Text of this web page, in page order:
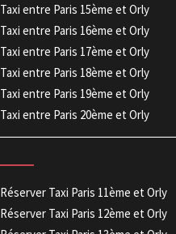
Taxi entre Paris 15ème et Orly
Taxi entre Paris 16ème et Orly
Taxi entre Paris 17ème et Orly
Taxi entre Paris 18ème et Orly
Taxi entre Paris 19ème et Orly
Taxi entre Paris 20ème et Orly
Réserver Taxi Paris 11ème et Orly
Réserver Taxi Paris 12ème et Orly